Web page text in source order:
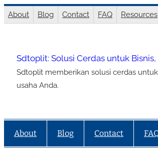
Lewati
ke
About Blog Contact FAQ Resources
Sdtoplit: Solusi Cerdas untuk
Sdtoplit memberikan solusi cerdas
usaha Anda.
About Blog Contact